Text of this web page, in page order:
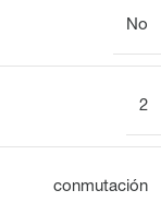
No
2
conmutación